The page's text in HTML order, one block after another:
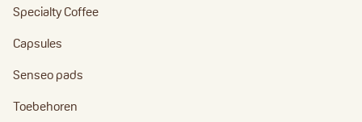
Specialty Coffee
Capsules
Senseo pads
Toebehoren